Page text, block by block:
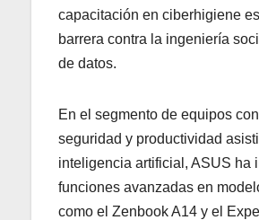
capacitación en ciberhigiene
barrera contra la ingeniería
de datos.
En el segmento de equipos
seguridad y productividad
inteligencia artificial, ASUS ha
funciones avanzadas en
como el Zenbook A14 y el